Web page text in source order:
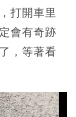
打開車里
會有奇跡
，等著看